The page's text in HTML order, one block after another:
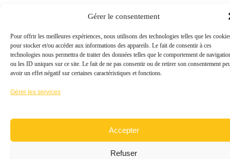
Gérer le consentement
Pour offrir les meilleures expériences, nous utilisons des technologies telles que les
pour stocker et/ou accéder aux informations des appareils. Le fait de consentir à ces
technologies nous permettra de traiter des données telles que le comportement de
ou les ID uniques sur ce site. Le fait de ne pas consentir ou de retirer son consentement
avoir un effet négatif sur certaines caractéristiques et fonctions.
Gérer les services
Accepter
Refuser